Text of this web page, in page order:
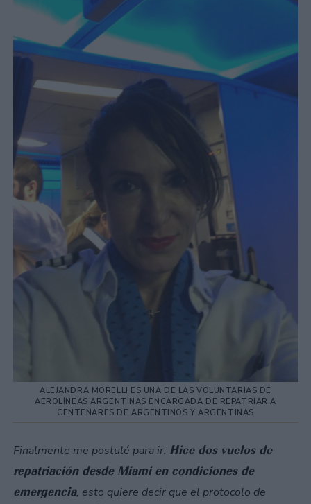
ALEJANDRA MORELLI ES UNA DE LAS VOLUNTARIAS DE
AEROLÍNEAS ARGENTINAS ENCARGADA DE REPATRIAR A
CENTENARES DE ARGENTINOS Y ARGENTINAS
Finalmente me postulé para ir. Hice dos vuelos de
repatriación desde Miami en condiciones de
emergencia, esto quiere decir que el protocolo de